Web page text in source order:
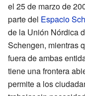
el 25 de marzo de
parte del Espacio
de la Unión Nórdica
Schengen, mientras
fuera de ambas
tiene una frontera
permite a los